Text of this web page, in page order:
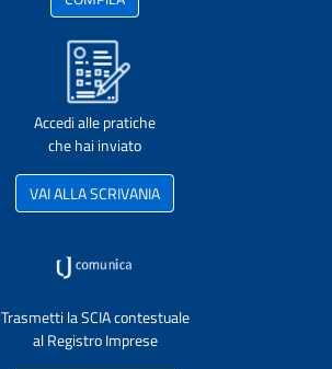
Accedi alle pratiche
che hai inviato
VAI ALLA SCRIVANIA
Trasmetti la SCIA contestuale
al Registro Imprese